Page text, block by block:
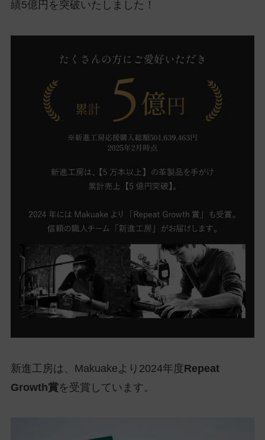
績5億円を突破いたしました！
新進工房は、Makuakeより2024年度Repeat
Growth賞を受賞しています。